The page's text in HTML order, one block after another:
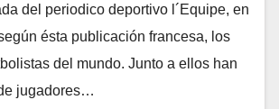
del periodico deportivo l´Equipe, en
ésta publicación francesa, los
del mundo. Junto a ellos han
jugadores…